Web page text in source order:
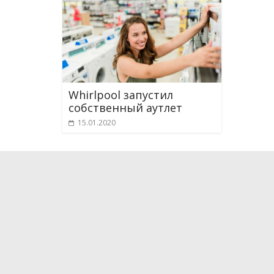
Whirlpool запустил
собственный аутлет
15.01.2020